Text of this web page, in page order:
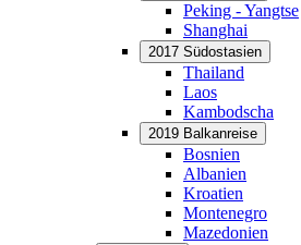
Peking - Yangtse
Shanghai
2017 Südostasien
Thailand
Laos
Kambodscha
2019 Balkanreise
Bosnien
Albanien
Kroatien
Montenegro
Mazedonien